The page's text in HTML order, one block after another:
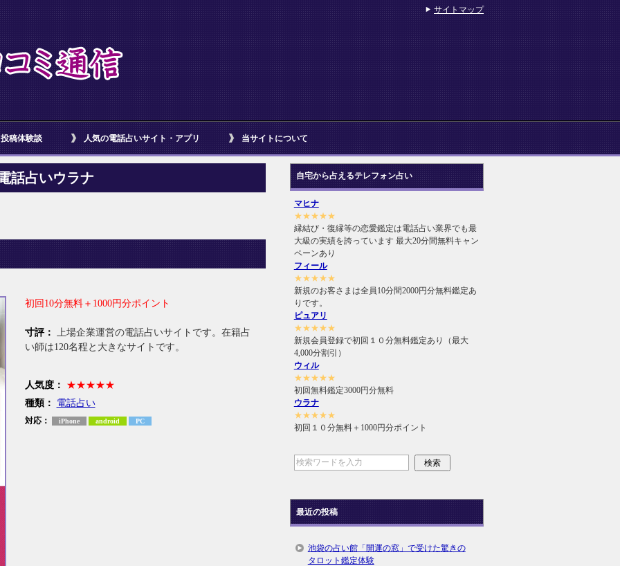
投稿体験談 人気の電話占いサイト・アプリ 当サイトについて
話占いウラナ
初回10分無料＋1000円分ポイント
寸評：
上場企業運営の電話占いサイトです。在籍占
い師は120名程と大きなサイトです。
人気度：
★★★★★
種類：
電話占い
対応： iPhone android PC
自宅から占えるテレフォン占い
マヒナ
★★★★★
縁結び・復縁等の恋愛鑑定は電話占い業界でも最
大級の実績を誇っています 最大20分間無料キャン
ペーンあり
フィール
★★★★★
新規のお客さまは全員10分間2000円分無料鑑定あ
りです。
ピュアリ
★★★★★
新規会員登録で初回１０分無料鑑定あり（最大
4,000分割引）
ウィル
★★★★★
初回無料鑑定3000円分無料
ウラナ
★★★★★
初回１０分無料＋1000円分ポイント
最近の投稿
池袋の占い館「開運の窓」で受けた驚きの
タロット鑑定体験
サイトマップ